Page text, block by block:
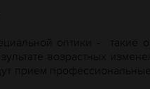
оптики -
такие
возрастных
прием